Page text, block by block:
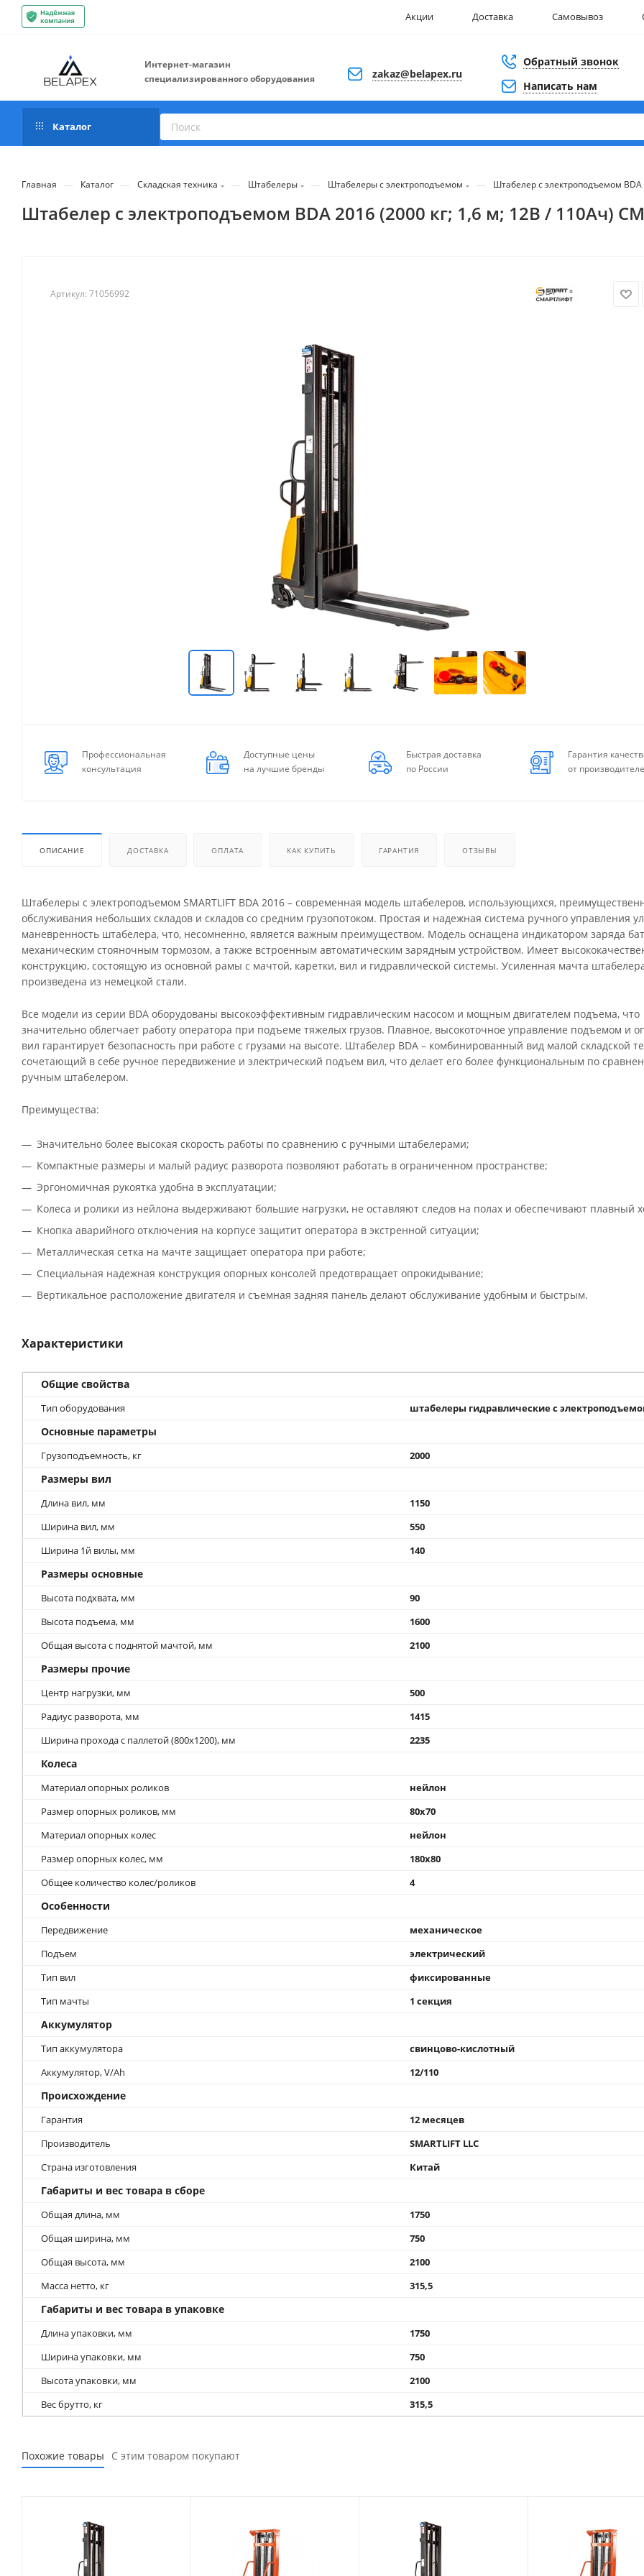
Акции Доставка Самовывоз
Интернет-магазин
специализированного оборудования
zakaz@belapex.ru
Обратный звонок
Написать нам
Каталог
Главная — Каталог — Складская техника — Штабелеры — Штабелеры с электроподъемом — Штабелер с электроподъемом
Штабелер с электроподъемом BDA 2016 (2000 кг; 1,6 м; 12В / 110Ач)
Артикул: 71056992
Профессиональная
консультация
Доступные цены
на лучшие бренды
Быстрая доставка
по России
Гарантия
от
ОПИСАНИЕ ДОСТАВКА ОПЛАТА КАК КУПИТЬ ГАРАНТИЯ ОТЗЫВЫ
Штабелеры с электроподъемом SMARTLIFT BDA 2016 – современная модель штабелеров, использующихся,
обслуживания небольших складов и складов со средним грузопотоком. Простая и надежная система ручного управления
маневренность штабелера, что, несомненно, является важным преимуществом. Модель оснащена индикатором заряда
механическим стояночным тормозом, а также встроенным автоматическим зарядным устройством. Имеет
конструкцию, состоящую из основной рамы с мачтой, каретки, вил и гидравлической системы. Усиленная мачта
произведена из немецкой стали.
Все модели из серии BDA оборудованы высокоэффективным гидравлическим насосом и мощным двигателем подъема, что
значительно облегчает работу оператора при подъеме тяжелых грузов. Плавное, высокоточное управление подъемом и
вил гарантирует безопасность при работе с грузами на высоте. Штабелер BDA – комбинированный вид малой складской
сочетающий в себе ручное передвижение и электрический подъем вил, что делает его более функциональным по
ручным штабелером.
Преимущества:
Значительно более высокая скорость работы по сравнению с ручными штабелерами;
Компактные размеры и малый радиус разворота позволяют работать в ограниченном пространстве;
Эргономичная рукоятка удобна в эксплуатации;
Колеса и ролики из нейлона выдерживают большие нагрузки, не оставляют следов на полах и обеспечивают плавный
Кнопка аварийного отключения на корпусе защитит оператора в экстренной ситуации;
Металлическая сетка на мачте защищает оператора при работе;
Специальная надежная конструкция опорных консолей предотвращает опрокидывание;
Вертикальное расположение двигателя и съемная задняя панель делают обслуживание удобным и быстрым.
Характеристики
Общие свойства
Тип оборудования штабелеры гидравлические с
Основные параметры
Грузоподъемность, кг 2000
Размеры вил
Длина вил, мм
1150
Ширина вил, мм
550
Ширина 1й вилы, мм
140
Размеры основные
Высота подхвата, мм
90
Высота подъема, мм
1600
Общая высота с поднятой мачтой, мм
2100
Размеры прочие
Центр нагрузки, мм
500
Радиус разворота, мм
1415
Ширина прохода с паллетой (800х1200), мм
2235
Колеса
Материал опорных роликов
нейлон
Размер опорных роликов, мм
80x70
Материал опорных колес
нейлон
Размер опорных колес, мм
180x80
Общее количество колес/роликов
4
Особенности
Передвижение
механическое
Подъем
электрический
Тип вил
фиксированные
Тип мачты
1 секция
Аккумулятор
Тип аккумулятора
свинцово-кислотный
Аккумулятор, V/Ah
12/110
Происхождение
Гарантия
12 месяцев
Производитель
SMARTLIFT LLC
Страна изготовления
Китай
Габариты и вес товара в сборе
Общая длина, мм
1750
Общая ширина, мм
750
Общая высота, мм
2100
Масса нетто, кг
315,5
Габариты и вес товара в упаковке
Длина упаковки, мм
1750
Ширина упаковки, мм
750
Высота упаковки, мм
2100
Вес брутто, кг
315,5
Похожие товары С этим товаром покупают